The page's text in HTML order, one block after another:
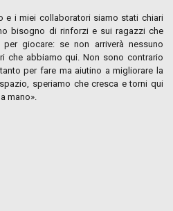
e i miei collaboratori siamo stati chiari
bisogno di rinforzi e sui ragazzi che
giocare: se non arriverà nessuno
che abbiamo qui. Non sono contrario
per fare ma aiutino a migliorare la
speriamo che cresca e torni qui
mano».